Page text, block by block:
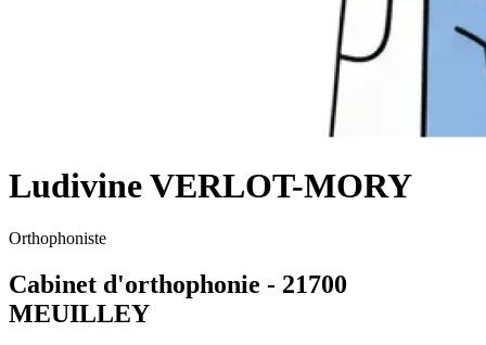
Ludivine VERLOT-MORY
Orthophoniste
Cabinet d'orthophonie - 21700
MEUILLEY